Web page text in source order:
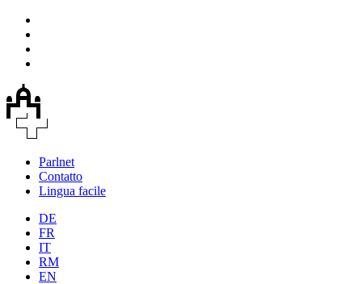
Parlnet
Contatto
Lingua facile
DE
FR
IT
RM
EN